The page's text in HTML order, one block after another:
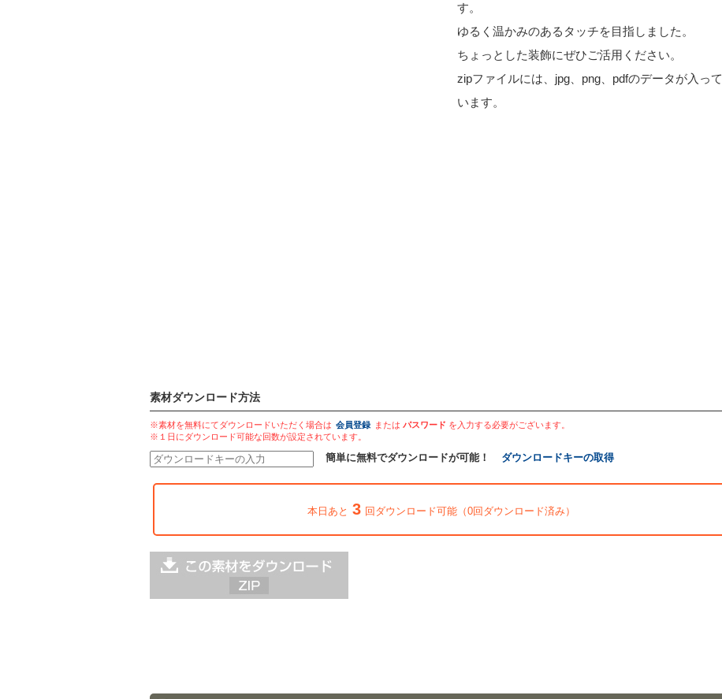
す。
ゆるく温かみのあるタッチを目指しました。
ちょっとした装飾にぜひご活用ください。
zipファイルには、jpg、png、pdfのデータが入って
います。
素材ダウンロード方法
※素材を無料にてダウンロードいただく場合は 会員登録 または パスワード を入力する必要がございます。
※１日にダウンロード可能な回数が設定されています。
簡単に無料でダウンロードが可能！ ダウンロードキーの取得
本日あと 3 回ダウンロード可能（0回ダウンロード済み）